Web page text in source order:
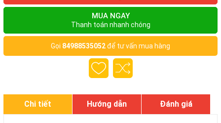
MUA NGAY
Thanh toán nhanh chóng
Gọi 84988535052để tư vấn mua hàng
Chi tiết Hướng dẫn Đánh giá